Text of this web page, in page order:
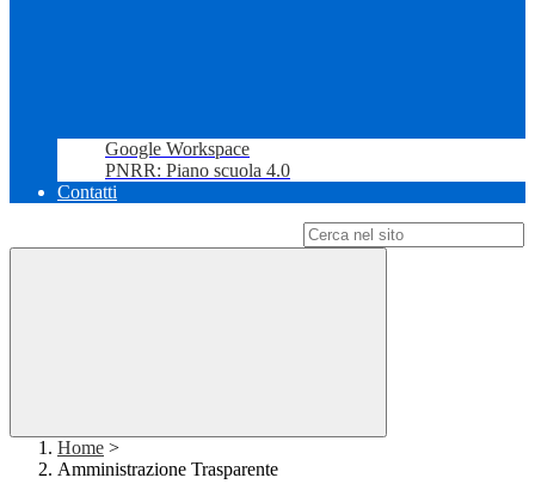
Google Workspace
PNRR: Piano scuola 4.0
Contatti
Home >
Amministrazione Trasparente